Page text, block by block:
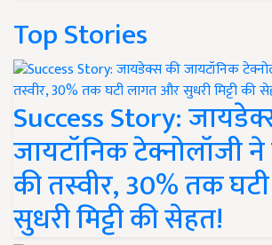
Top Stories
Success Story:
जायटॉनिक टेक्नोलॉजी
की तस्वीर, 30% तक
सुधरी मिट्टी की सेहत!